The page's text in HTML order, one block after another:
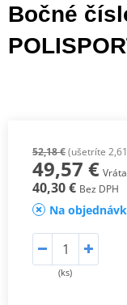
Bočné
52,18 €(ušetríte
49,57 €
40,30 € Bez DPH
Na
(ks)